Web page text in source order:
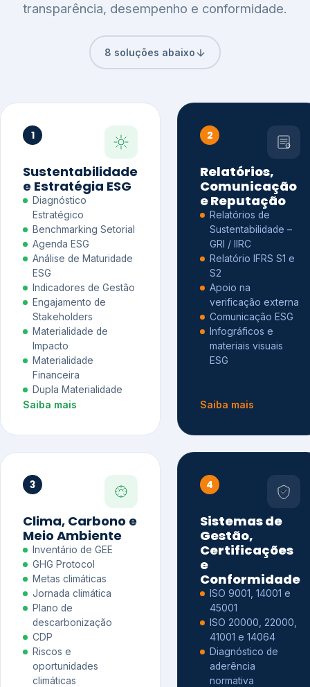
transparência, desempenho e conformidade.
8 soluções abaixo
1
Sustentabilidade
e Estratégia ESG
Diagnóstico
Estratégico
Benchmarking Setorial
Agenda ESG
Análise de Maturidade
ESG
Indicadores de Gestão
Engajamento de
Stakeholders
Materialidade de
Impacto
Materialidade
Financeira
Dupla Materialidade
Saiba mais
2
Relatórios,
Comunicação
e Reputação
Relatórios de
Sustentabilidade –
GRI / IIRC
Relatório IFRS S1 e
S2
Apoio na
verificação externa
Comunicação ESG
Infográficos e
materiais visuais
ESG
Saiba mais
3
Clima, Carbono e
Meio Ambiente
Inventário de GEE
GHG Protocol
Metas climáticas
Jornada climática
Plano de
descarbonização
CDP
Riscos e
oportunidades
climáticas
4
Sistemas de
Gestão,
Certificações
e
Conformidade
ISO 9001, 14001 e
45001
ISO 20000, 22000,
41001 e 14064
Diagnóstico de
aderência
normativa